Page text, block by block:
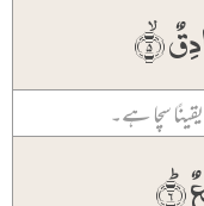
ۙ﴿۵﴾
سچا ہے۔